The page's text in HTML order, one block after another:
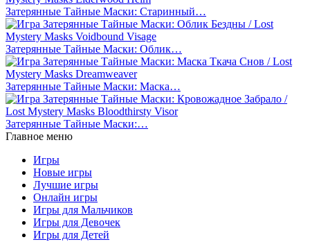
Затерянные Тайные Маски: Старинный…
Затерянные Тайные Маски: Облик…
Затерянные Тайные Маски: Маска…
Затерянные Тайные Маски:…
Главное меню
Игры
Новые игры
Лучшие игры
Онлайн игры
Игры для Мальчиков
Игры для Девочек
Игры для Детей